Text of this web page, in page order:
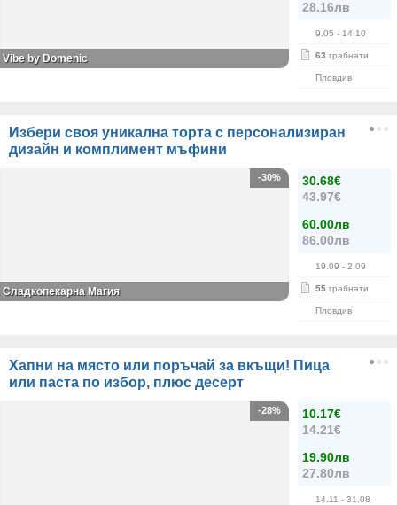
28.16лв
9.05 - 14.10
63 грабнати
Пловдив
Vibe by Domenic
Избери своя уникална торта с персонализиран
дизайн и комплимент мъфини
30.68€
43.97€
60.00лв
86.00лв
19.09 - 2.09
55 грабнати
Пловдив
-30%
Сладкопекарна Магия
Хапни на място или поръчай за вкъщи! Пица
или паста по избор, плюс десерт
10.17€
14.21€
19.90лв
27.80лв
14.11 - 31.08
-28%